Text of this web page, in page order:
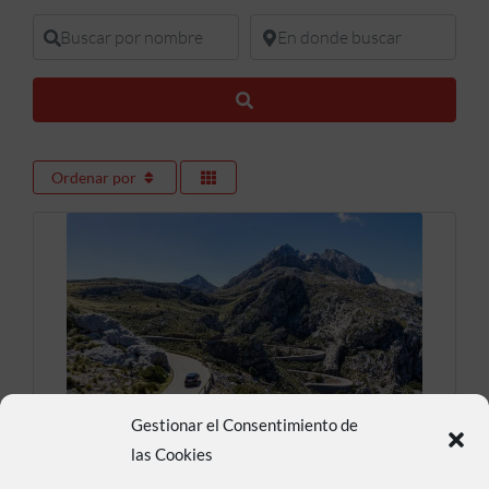
Gestionar el Consentimiento de
las Cookies
Buscar por nombre En donde buscar
Ordenar por
Sá Calobra